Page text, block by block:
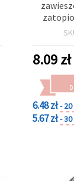
8.09zł
6.48 zł-
5.67 zł-